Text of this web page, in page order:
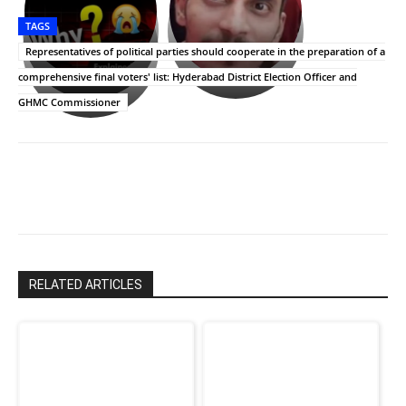
తీర్థం..తులసీదళం
లేకుండా
అసంపూర్ణం
పాన్
ఇండియా
స్టార్
హీరోయిన్‏గా
శ్రీనిధి
భర్తపై
రివెంజ్
తీర్చుకున్న
ఉపాసన..
పాపం
రామ్
TAGS
Representatives of political parties should cooperate in the preparation of a
comprehensive final voters' list: Hyderabad District Election Officer and
GHMC Commissioner
RELATED ARTICLES